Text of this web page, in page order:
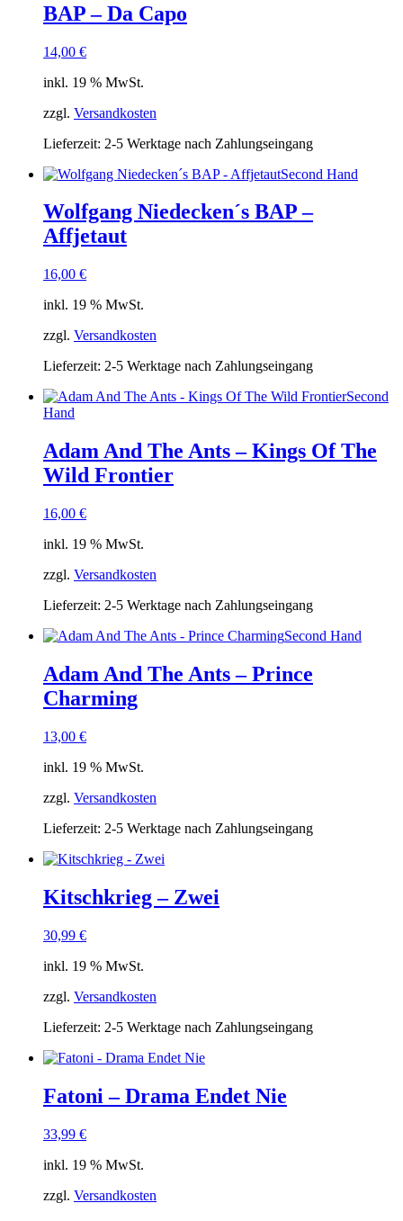
BAP – Da Capo
14,00 €
inkl. 19 % MwSt.
zzgl. Versandkosten
Lieferzeit: 2-5 Werktage nach Zahlungseingang
Second Hand
Wolfgang Niedecken´s BAP –
Affjetaut
16,00 €
inkl. 19 % MwSt.
zzgl. Versandkosten
Lieferzeit: 2-5 Werktage nach Zahlungseingang
Second
Hand
Adam And The Ants – Kings Of The
Wild Frontier
16,00 €
inkl. 19 % MwSt.
zzgl. Versandkosten
Lieferzeit: 2-5 Werktage nach Zahlungseingang
Second Hand
Adam And The Ants – Prince
Charming
13,00 €
inkl. 19 % MwSt.
zzgl. Versandkosten
Lieferzeit: 2-5 Werktage nach Zahlungseingang
Kitschkrieg – Zwei
30,99 €
inkl. 19 % MwSt.
zzgl. Versandkosten
Lieferzeit: 2-5 Werktage nach Zahlungseingang
Fatoni – Drama Endet Nie
33,99 €
inkl. 19 % MwSt.
zzgl. Versandkosten